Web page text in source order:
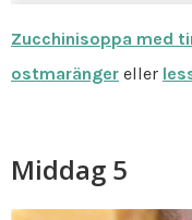
Zucchinisoppa med
ostmaränger eller
Middag 5